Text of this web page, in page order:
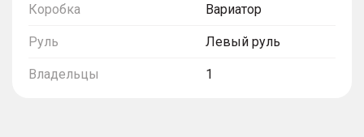
Коробка Вариатор
Руль Левый руль
Владельцы 1